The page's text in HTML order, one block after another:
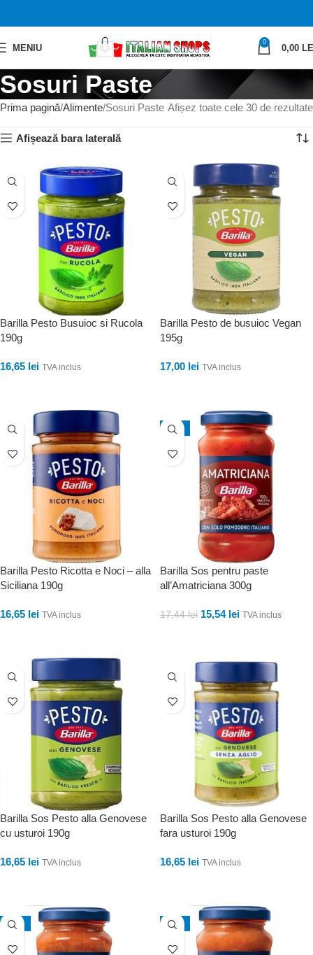
MENIU
0
0,00
Sosuri Paste
Prima pagină Alimente Sosuri Paste Afișez toate cele 30 de rezultate
Afișează bara laterală
Barilla Pesto Busuioc si Rucola
190g
16,65 lei TVA inclus
Barilla Pesto de busuioc Vegan
195g
17,00 lei TVA inclus
Barilla Pesto Ricotta e Noci – alla
Siciliana 190g
16,65 lei TVA inclus
-11%
Barilla Sos pentru paste
all’Amatriciana 300g
17,44lei 15,54 lei TVA inclus
Barilla Sos Pesto alla Genovese
cu usturoi 190g
16,65 lei TVA inclus
Barilla Sos Pesto alla Genovese
fara usturoi 190g
16,65 lei TVA inclus
-13% -11%